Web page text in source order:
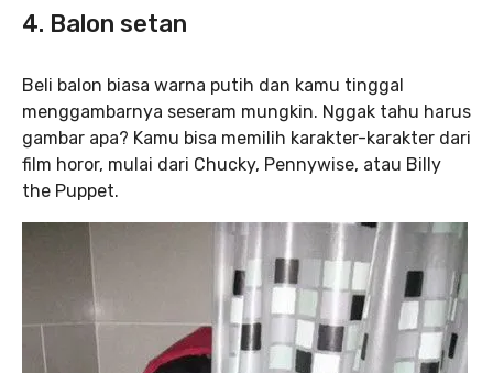
4. Balon setan
Beli balon biasa warna putih dan kamu tinggal
menggambarnya seseram mungkin. Nggak tahu harus
gambar apa? Kamu bisa memilih karakter-karakter dari
film horor, mulai dari Chucky, Pennywise, atau Billy
the Puppet.